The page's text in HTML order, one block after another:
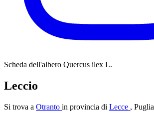
Scheda dell'albero Quercus ilex L.
Leccio
Si trova a Otranto in provincia di Lecce ,